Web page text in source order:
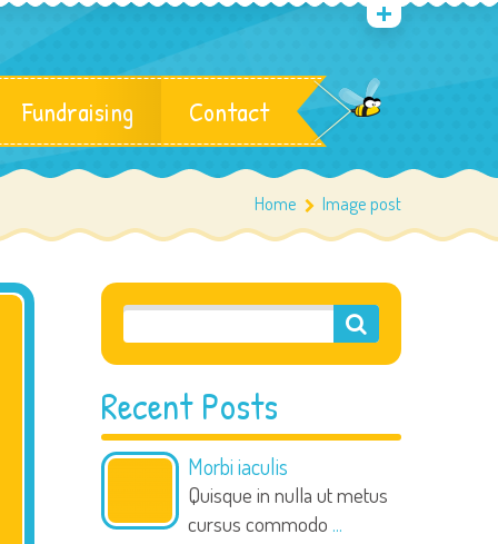
Fundraising Contact
Home Image post
Recent Posts
Morbi iaculis
Quisque in nulla ut metus
cursus commodo ...